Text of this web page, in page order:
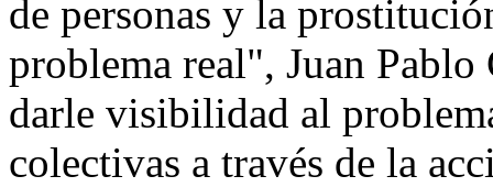
de personas y la
problema real", Juan Pablo
darle visibilidad al
colectivas a través de la